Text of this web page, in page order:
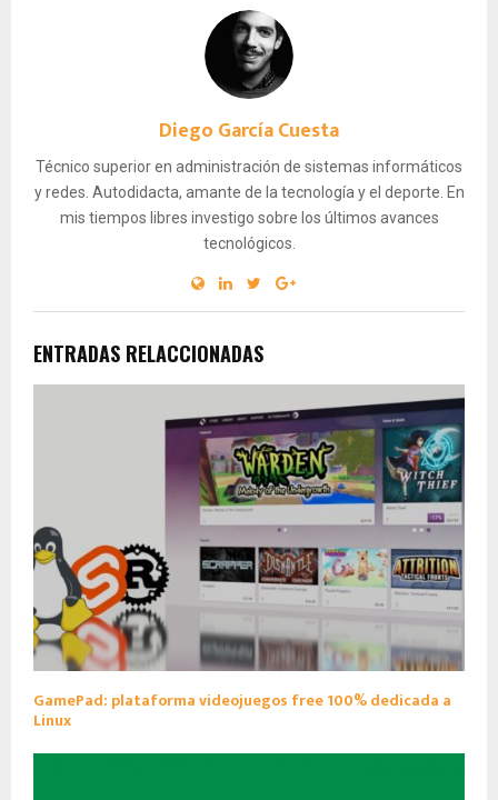
Diego García Cuesta
Técnico superior en administración de sistemas informáticos
y redes. Autodidacta, amante de la tecnología y el deporte. En
mis tiempos libres investigo sobre los últimos avances
tecnológicos.
ENTRADAS RELACCIONADAS
GamePad: plataforma videojuegos free 100% dedicada a
Linux